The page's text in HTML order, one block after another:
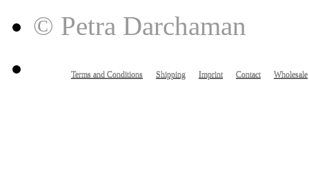
© Petra Darchaman
Terms and Conditions Shipping Imprint Contact Wholesale